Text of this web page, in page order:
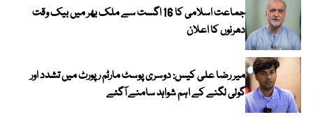
جماعت اسلامی کا 16 اگست سے ملک بھر میں بیک وقت
دھرنوں کا اعلان
میر رضا علی کیس: دوسری پوسٹ مارٹم رپورٹ میں تشدد اور
گولی لگنے کے اہم شواہد سامنے آگئے